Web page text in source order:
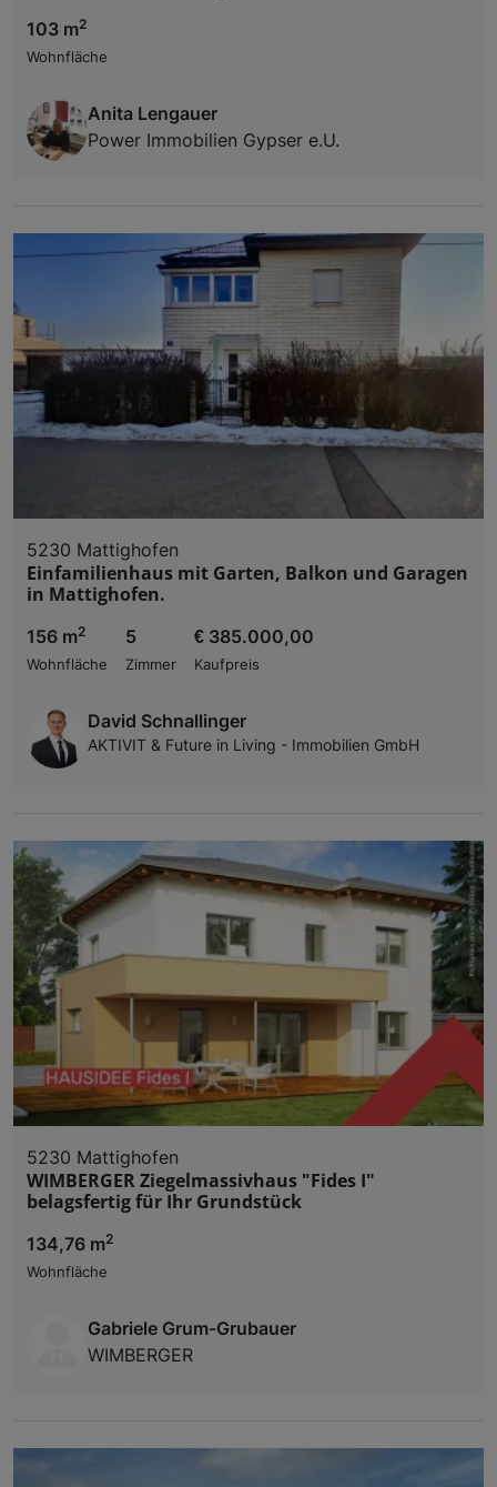
103 m2
Wohnfläche
Anita Lengauer
Power Immobilien Gypser e.U.
5230 Mattighofen
Einfamilienhaus mit Garten, Balkon und Garagen
in Mattighofen.
156 m2
Wohnfläche
5
Zimmer
€ 385.000,00
Kaufpreis
David Schnallinger
AKTIVIT & Future in Living - Immobilien GmbH
5230 Mattighofen
WIMBERGER Ziegelmassivhaus "Fides I"
belagsfertig für Ihr Grundstück
134,76 m2
Wohnfläche
Gabriele Grum-Grubauer
WIMBERGER